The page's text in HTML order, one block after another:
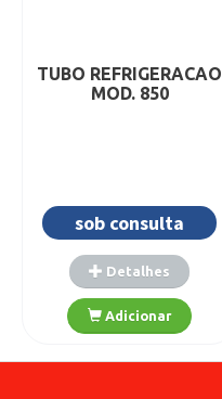
TUBO REFRIGERACAO
MOD. 850
sob consulta